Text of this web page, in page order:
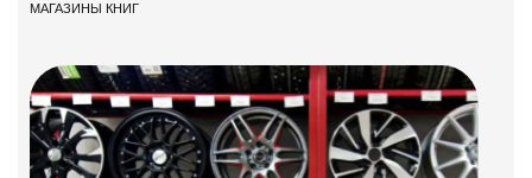
МАГАЗИНЫ КНИГ